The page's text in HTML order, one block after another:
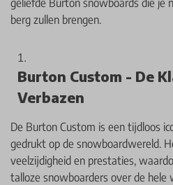
berg zullen brengen.
Burton Custom - De
Verbazen
De Burton Custom is een tijdloos
gedrukt op de snowboardwereld.
veelzijdigheid en prestaties,
talloze snowboarders over de